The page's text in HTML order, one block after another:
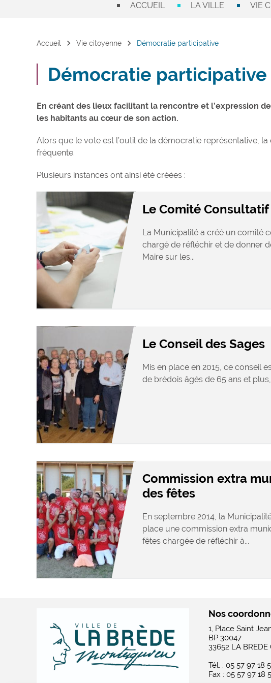
ACCUEIL LA VILLE VIE
Accueil chevron_right Vie citoyenne chevron_right Démocratie participative
Démocratie participative
En créant des lieux facilitant la rencontre et l’expression
les habitants au cœur de son action.
Alors que le vote est l’outil de la démocratie représentative,
fréquente.
Plusieurs instances ont ainsi été créées :
Le Comité Consultatif
La Municipalité a créé un comité
chargé de réfléchir et de donner
Maire sur les...
Le Conseil des Sages
Mis en place en 2015, ce conseil
de brédois âgés de 65 ans et
Commission extra
des fêtes
En septembre 2014, la
place une commission extra
fêtes chargée de réfléchir à...
Nos
1, Place Saint
BP 30047
33652 LA BREDE
Tél. : 05 57 97 18
Fax : 05 57 97 18